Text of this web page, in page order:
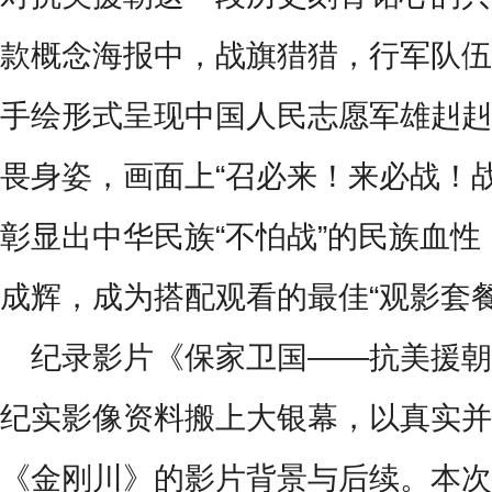
款概念海报中，战旗猎猎，行军队
手绘形式呈现中国人民志愿军雄赳
畏身姿，画面上“召必来！来必战！
彰显出中华民族“不怕战”的民族血性
成辉，成为搭配观看的最佳“观影套
纪录影片《保家卫国——抗美援
纪实影像资料搬上大银幕，以真实
《金刚川》的影片背景与后续。本